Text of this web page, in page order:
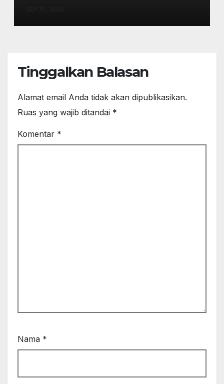
Stabilitas
Tinggalkan Balasan
Alamat email Anda tidak akan dipublikasikan.
Ruas yang wajib ditandai *
Komentar *
Nama *